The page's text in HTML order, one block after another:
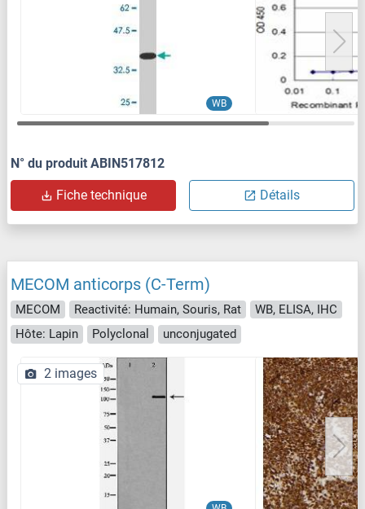
WB
N° du produit ABIN517812
Fiche technique Détails
MECOM anticorps (C-Term)
MECOM Reactivité: Humain, Souris, Rat
WB, ELISA, IHC
Hôte: Lapin
Polyclonal unconjugated
2 images